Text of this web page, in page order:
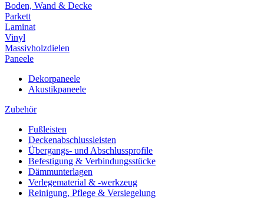
Boden, Wand & Decke
Parkett
Laminat
Vinyl
Massivholzdielen
Paneele
Dekorpaneele
Akustikpaneele
Zubehör
Fußleisten
Deckenabschlussleisten
Übergangs- und Abschlussprofile
Befestigung & Verbindungsstücke
Dämmunterlagen
Verlegematerial & -werkzeug
Reinigung, Pflege & Versiegelung